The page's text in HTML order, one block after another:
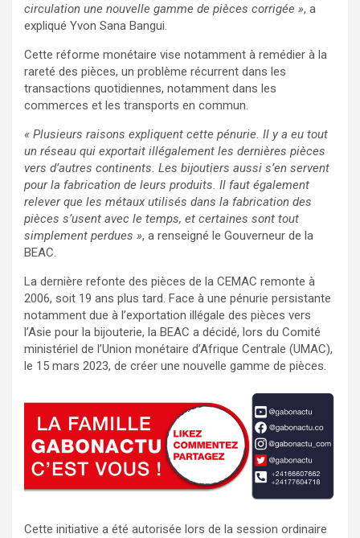
circulation une nouvelle gamme de pièces corrigée », a
expliqué Yvon Sana Bangui.
Cette réforme monétaire vise notamment à remédier à la
rareté des pièces, un problème récurrent dans les
transactions quotidiennes, notamment dans les
commerces et les transports en commun.
« Plusieurs raisons expliquent cette pénurie. Il y a eu tout
un réseau qui exportait illégalement les dernières pièces
vers d’autres continents. Les bijoutiers aussi s’en servent
pour la fabrication de leurs produits. Il faut également
relever que les métaux utilisés dans la fabrication des
pièces s’usent avec le temps, et certaines sont tout
simplement perdues », a renseigné le Gouverneur de la
BEAC.
La dernière refonte des pièces de la CEMAC remonte à
2006, soit 19 ans plus tard. Face à une pénurie persistante
notamment due à l’exportation illégale des pièces vers
l’Asie pour la bijouterie, la BEAC a décidé, lors du Comité
ministériel de l’Union monétaire d’Afrique Centrale (UMAC),
le 15 mars 2023, de créer une nouvelle gamme de pièces.
Cette initiative a été autorisée lors de la session ordinaire